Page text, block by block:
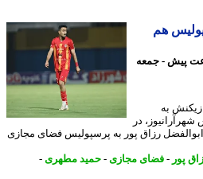
هم
- جمعه
به
در
رزاق پور به پرسپولیس فضای مجازی
-فضای مجازی- حمید مطهری-